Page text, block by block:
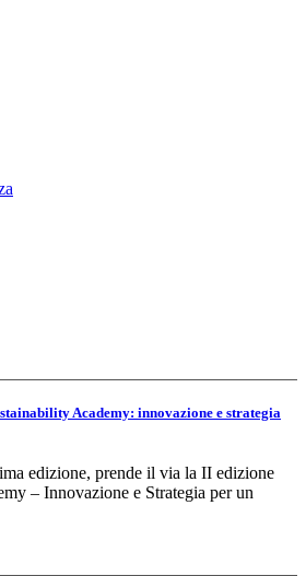
Academy: innovazione e strategia
edizione, prende il via la II edizione
– Innovazione e Strategia per un